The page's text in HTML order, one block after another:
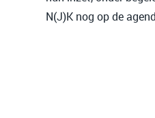
N(J)K nog op de